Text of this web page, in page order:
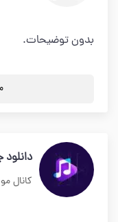
بدون توضیحات.
کانال